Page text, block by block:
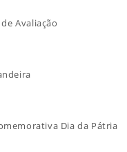
Avaliação
Dia da Pátria